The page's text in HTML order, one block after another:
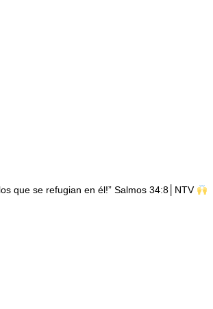
que se refugian en él!” Salmos 34:8│NTV